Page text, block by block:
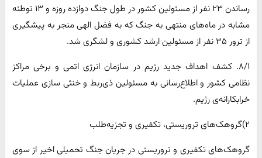
رساندن ۲۳ نفر از مسئولین کشور در طول جنگ دوازده روزه و ۱۳ توطئه
مشابه در ماه‌های منتهی به جنگ که به فضل الهی منجر به پیشگیری
از ترور ۳۵ نفر از مسئولین ارشد کشوری و لشگری شد.
۸/۱. کشف اهداف جدید رژیم در سازمان انرژی اتمی و برخی مراکز
نظامی کشور و اطلاع‌رسانی به مسئولین ذی‌ربط و خنثی سازی عملیات
خرابکارانه‌ی رژیم.
۲)گروهک‌های تروریستی، تکفیری و تجزیه‌طلب
گروهک‌های تکفیری و تروریستی در جریان جنگ تحمیلی اخیر از سوی